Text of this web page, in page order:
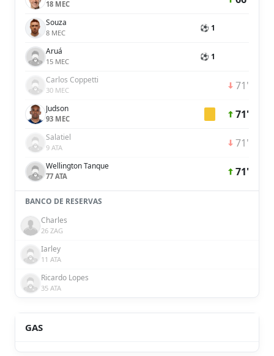
18 MEC
Souza
8 MEC ⚽ 1
Aruá
15 MEC ⚽ 1
Carlos Coppetti
30 MEC 71'
Judson
93 MEC 71'
Salatiel
9 ATA 71'
Wellington Tanque
77 ATA 71'
BANCO DE RESERVAS
Charles
26 ZAG
Iarley
11 ATA
Ricardo Lopes
35 ATA
GAS